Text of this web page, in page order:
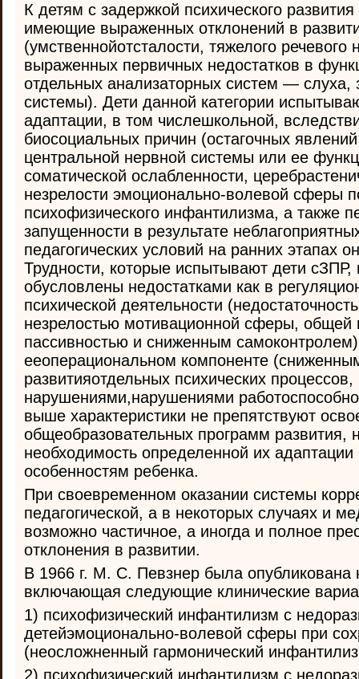
К детям с задержкой психического
имеющие выраженных отклонений в
(умственнойотсталости, тяжелого речевого
выраженных первичных недостатков в
отдельных анализаторных систем — слуха,
системы). Дети данной категории
адаптации, в том числешкольной,
биосоциальных причин (остагочных
центральной нервной системы или ее
соматической ослабленности,
незрелости эмоционально-волевой сферы
психофизического инфантилизма, а также
запущенности в результате
педагогических условий на ранних этапах
Трудности, которые испытывают дети сЗПР,
обусловлены недостатками как в
психической деятельности
незрелостью мотивационной сферы, общей
пассивностью и сниженным
ееоперациональном компоненте
развитияотдельных психических
нарушениями,нарушениями
выше характеристики не препятствуют
общеобразовательных программ развития,
необходимость определенной их
особенностям ребенка.
При своевременном оказании системы
педагогической, а в некоторых случаях и
возможно частичное, а иногда и полное
отклонения в развитии.
В 1966 г. М. С. Певзнер была опубликована
включающая следующие клинические
1) психофизический инфантилизм с
детейэмоционально-волевой сферы при
(неосложненный гармонический
2) психофизический инфантилизм с